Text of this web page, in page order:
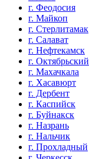
г. Феодосия
г. Майкоп
г. Стерлитамак
г. Салават
г. Нефтекамск
г. Октябрьский
г. Махачкала
г. Хасавюрт
г. Дербент
г. Каспийск
г. Буйнакск
г. Назрань
г. Нальчик
г. Прохладный